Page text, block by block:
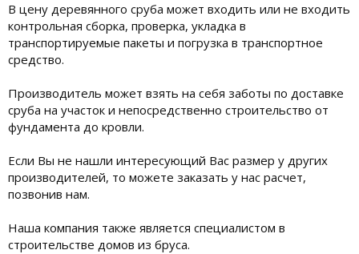
В цену деревянного сруба может входить или не входить
контрольная сборка, проверка, укладка в
транспортируемые пакеты и погрузка в транспортное
средство.
Производитель может взять на себя заботы по доставке
сруба на участок и непосредственно строительство от
фундамента до кровли.
Если Вы не нашли интересующий Вас размер у других
производителей, то можете заказать у нас расчет,
позвонив нам.
Наша компания также является специалистом в
строительстве домов из бруса.